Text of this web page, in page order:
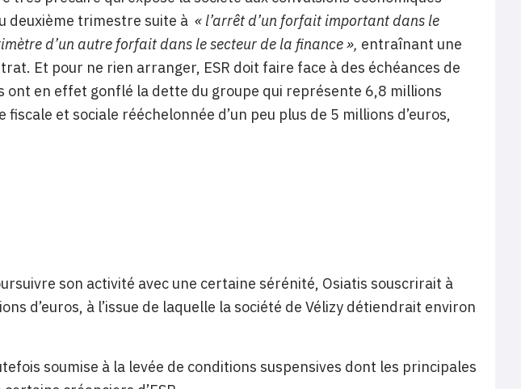
deuxième trimestre suite à « l’arrêt d’un forfait important dans le
d’un autre forfait dans le secteur de la finance », entraînant une
Et pour ne rien arranger, ESR doit faire face à des échéances de
ont en effet gonflé la dette du groupe qui représente 6,8 millions
et sociale rééchelonnée d’un peu plus de 5 millions d’euros,
son activité avec une certaine sérénité, Osiatis souscrirait à
d’euros, à l’issue de laquelle la société de Vélizy détiendrait environ
soumise à la levée de conditions suspensives dont les principales